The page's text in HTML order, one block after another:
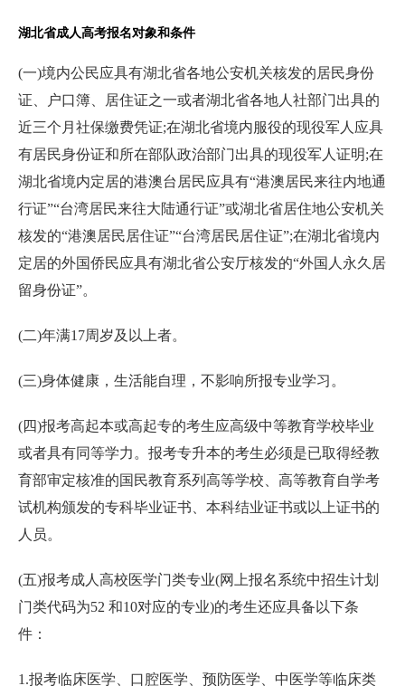
湖北省成人高考报名对象和条件
(一)境内公民应具有湖北省各地公安机关核发的居民身份
证、户口簿、居住证之一或者湖北省各地人社部门出具的
近三个月社保缴费凭证;在湖北省境内服役的现役军人应具
有居民身份证和所在部队政治部门出具的现役军人证明;在
湖北省境内定居的港澳台居民应具有“港澳居民来往内地通
行证”“台湾居民来往大陆通行证”或湖北省居住地公安机关
核发的“港澳居民居住证”“台湾居民居住证”;在湖北省境内
定居的外国侨民应具有湖北省公安厅核发的“外国人永久居
留身份证”。
(二)年满17周岁及以上者。
(三)身体健康，生活能自理，不影响所报专业学习。
(四)报考高起本或高起专的考生应高级中等教育学校毕业
或者具有同等学力。报考专升本的考生必须是已取得经教
育部审定核准的国民教育系列高等学校、高等教育自学考
试机构颁发的专科毕业证书、本科结业证书或以上证书的
人员。
(五)报考成人高校医学门类专业(网上报名系统中招生计划
门类代码为52 和10对应的专业)的考生还应具备以下条
件：
1.报考临床医学、口腔医学、预防医学、中医学等临床类